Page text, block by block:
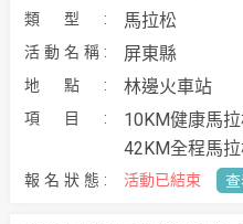
馬拉松
屏東縣
林邊火車站
10KM健康馬拉
42KM全程馬拉
活動已結束